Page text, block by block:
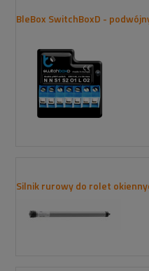
BleBox SwitchBoxD -
Silnik rurowy do rolet